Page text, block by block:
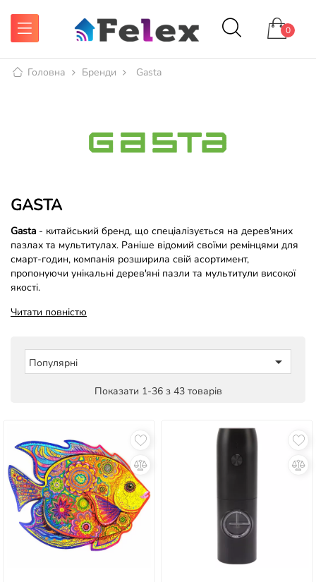
0
Головна Бренди Gasta
GASTA
Gasta - китайський бренд, що спеціалізується на дерев'яних
пазлах та мультитулах. Раніше відомий своїми ремінцями для
смарт-годин, компанія розширила свій асортимент,
пропонуючи унікальні дерев'яні пазли та мультитули високої
якості.
Читати повністю
Популярні 
Показати 1-36 з 43 товарів